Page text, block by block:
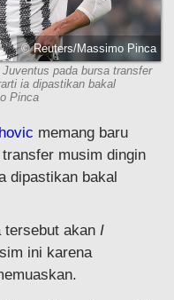
© Reuters/Massimo Pinca
pada bursa transfer
ia dipastikan bakal
Pinca
memang baru
musim dingin
dipastikan bakal
tersebut akan I
ini karena